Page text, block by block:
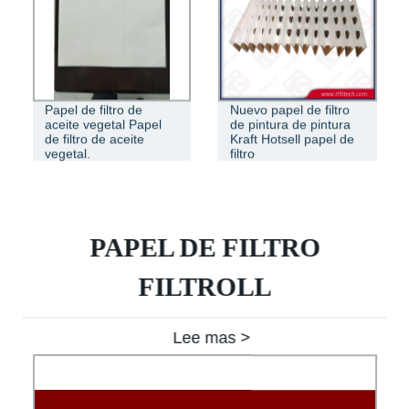
Papel de filtro de
aceite vegetal Papel
de filtro de aceite
vegetal.
Nuevo papel de filtro
de pintura de pintura
Kraft Hotsell papel de
filtro
PAPEL DE FILTRO
FILTROLL
Lee mas >